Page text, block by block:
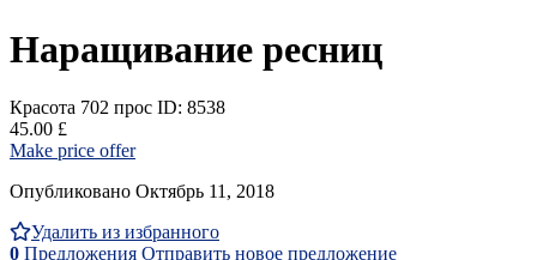
Наращивание ресниц
Красота 702 прос ID: 8538
45.00 £
Make price offer
Опубликовано Октябрь 11, 2018
Удалить из избранного
0 Предложения Отправить новое предложение